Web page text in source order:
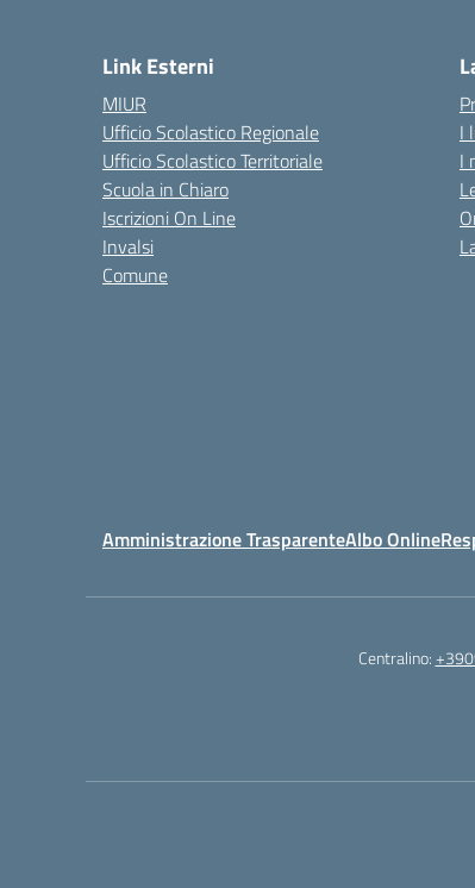
Link Esterni
MIUR
Ufficio Scolastico Regionale
Ufficio Scolastico Territoriale
Scuola in Chiaro
Iscrizioni On Line
Invalsi
Comune
I
I
Amministrazione TrasparenteAlbo Online
Centralino: